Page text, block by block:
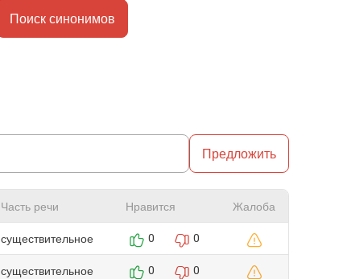
Поиск синонимов
Предложить
Часть речи Нравится Жалоба
существительное 0 0
существительное 0 0